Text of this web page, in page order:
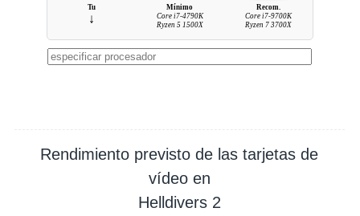
Tu
↓
Mínimo
Core i7-4790K
Ryzen 5 1500X
Recom.
Core i7-9700K
Ryzen 7 3700X
Rendimiento previsto de las tarjetas de
vídeo en
Helldivers 2